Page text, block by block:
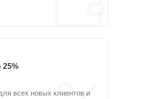
25%
всех новых клиентов и